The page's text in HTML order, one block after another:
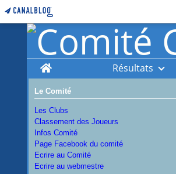
Home Résultats
Le Comité
Les Clubs
Classement des Joueurs
Infos Comité
Page Facebook du comité
Ecrire au Comité
Ecrire au webmestre